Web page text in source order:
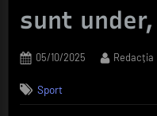
sunt
Posted
05/10/2025 By
Redacția
Sport